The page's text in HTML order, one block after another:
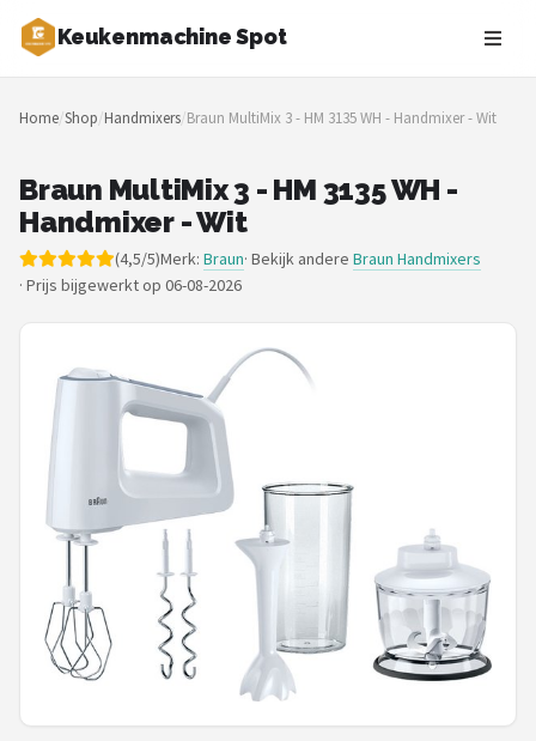
Keukenmachine Spot
Zoeken
NAVIGATIE
Merken
Blog
Restaurants
Keukenmachines
Staafmixers
Juicers
Shop
POPULAIRE MERKEN
Kenwood
Home/Shop/Handmixers/Braun MultiMix 3 - HM 3135 WH - Handmixer - Wit
Braun MultiMix 3 - HM 3135 WH -
Handmixer - Wit
(4,5/5)Merk: Braun· Bekijk andere Braun Handmixers
· Prijs bijgewerkt op 06-08-2026